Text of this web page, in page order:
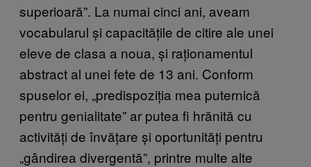
superioară”. La numai cinci ani, aveam
vocabularul și capacitățile de citire ale unei
eleve de clasa a noua, și raționamentul
abstract al unei fete de 13 ani. Conform
spuselor ei, „predispoziția mea puternică
pentru genialitate” ar putea fi hrănită cu
activități de învățare și oportunități pentru
„gândirea divergentă”, printre multe alte